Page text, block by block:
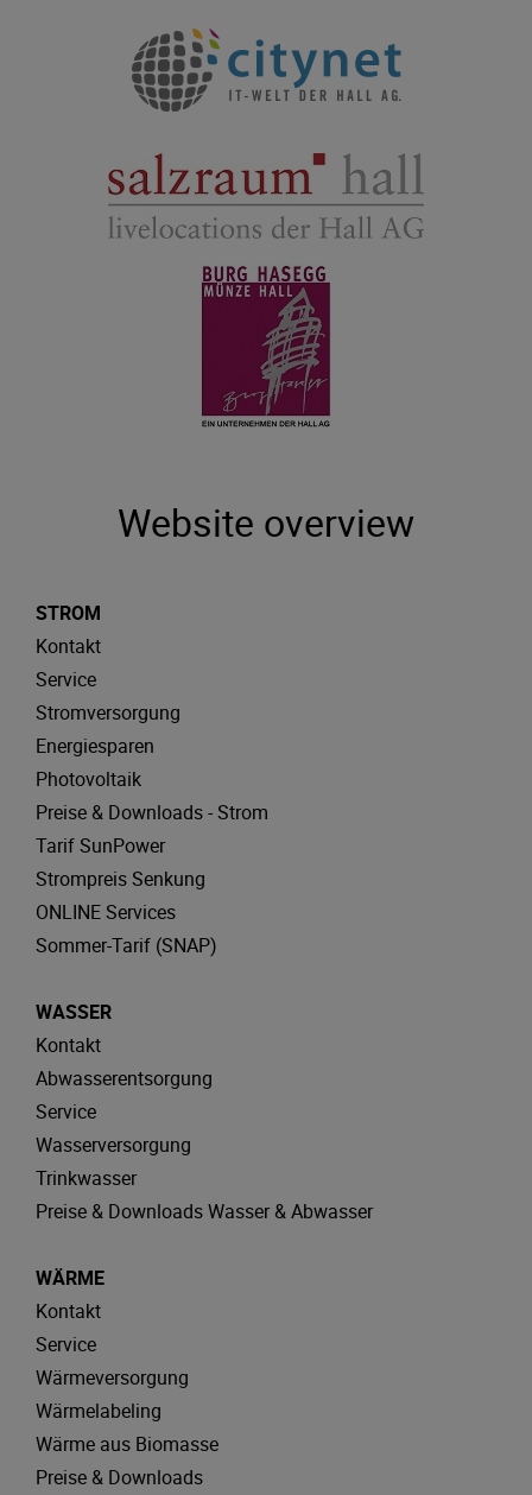
Website overview
STROM
Kontakt
Service
Stromversorgung
Energiesparen
Photovoltaik
Preise & Downloads - Strom
Tarif SunPower
Strompreis Senkung
ONLINE Services
Sommer-Tarif (SNAP)
WASSER
Kontakt
Abwasserentsorgung
Service
Wasserversorgung
Trinkwasser
Preise & Downloads Wasser & Abwasser
WÄRME
Kontakt
Service
Wärmeversorgung
Wärmelabeling
Wärme aus Biomasse
Preise & Downloads